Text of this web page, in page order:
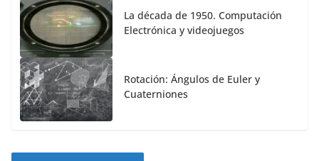
La década de 1950. Computación
Electrónica y videojuegos
Rotación: Ángulos de Euler y
Cuaterniones